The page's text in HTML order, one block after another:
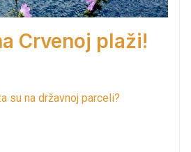
Crvenoj plaži!
su na državnoj parceli?